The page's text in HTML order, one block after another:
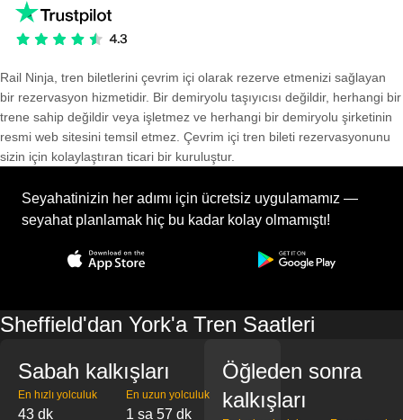
Rail Ninja, tren biletlerini çevrim içi olarak rezerve etmenizi sağlayan
bir rezervasyon hizmetidir. Bir demiryolu taşıyıcısı değildir, herhangi bir
trene sahip değildir veya işletmez ve herhangi bir demiryolu şirketinin
resmi web sitesini temsil etmez. Çevrim içi tren bileti rezervasyonunu
sizin için kolaylaştıran ticari bir kuruluştur.
Seyahatinizin her adımı için ücretsiz uygulamamız —
seyahat planlamak hiç bu kadar kolay olmamıştı!
Sheffield'dan York'a Tren Saatleri
Sabah kalkışları
En hızlı yolculuk
43 dk
En uzun yolculuk
1 sa 57 dk
Öğleden sonra
kalkışları